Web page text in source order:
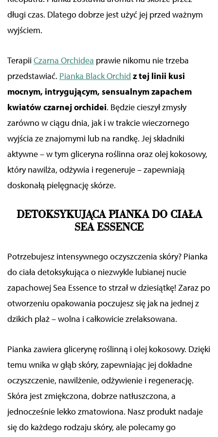
długi czas. Dlatego dobrze jest użyć jej przed ważnym
wyjściem.
Terapii Czarna Orchidea prawie nikomu nie trzeba
przedstawiać. Pianka Black Orchid z tej linii kusi
mocnym, intrygującym, sensualnym zapachem
kwiatów czarnej orchidei. Będzie cieszył zmysły
zarówno w ciągu dnia, jak i w trakcie wieczornego
wyjścia ze znajomymi lub na randkę. Jej składniki
aktywne–w tym gliceryna roślinna oraz olej kokosowy,
który nawilża, odżywia i regeneruje–zapewniają
doskonałą pielęgnację skórze.
DETOKSYKUJĄCA PIANKA DO CIAŁA
SEA ESSENCE
Potrzebujesz intensywnego oczyszczenia skóry? Pianka
do ciała detoksykująca o niezwykle lubianej nucie
zapachowej Sea Essence to strzał w dziesiątkę! Zaraz po
otworzeniu opakowania poczujesz się jak na jednej z
dzikich plaż–wolna i całkowicie zrelaksowana.
Pianka zawiera glicerynę roślinną i olej kokosowy. Dzięki
temu wnika w głąb skóry, zapewniając jej dokładne
oczyszczenie, nawilżenie, odżywienie i regenerację.
Skóra jest zmiękczona, dobrze natłuszczona, a
jednocześnie lekko zmatowiona. Nasz produkt nadaje
się do każdego rodzaju skóry, ale polecamy go